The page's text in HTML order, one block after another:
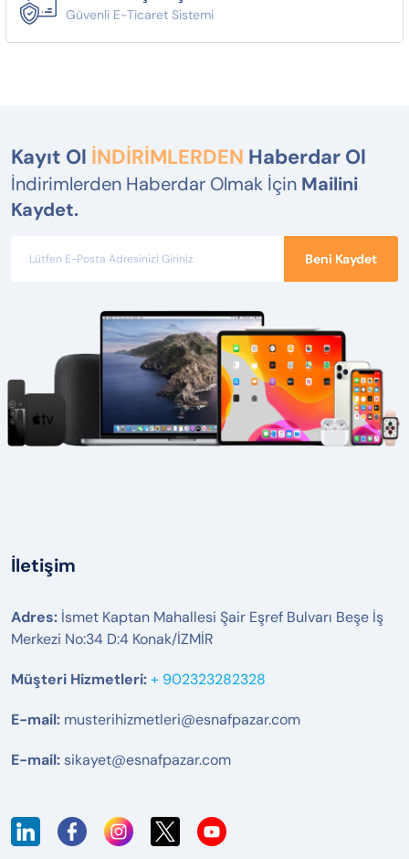
Güvenli E-Ticaret Sistemi
Kayıt Ol İNDİRİMLERDEN Haberdar Ol
İndirimlerden Haberdar Olmak İçin Mailini
Kaydet.
Beni Kaydet
İletişim
Adres: İsmet Kaptan Mahallesi Şair Eşref Bulvarı Beşe İş
Merkezi No:34 D:4 Konak/İZMİR
Müşteri Hizmetleri:+ 902323282328
E-mail: musterihizmetleri@esnafpazar.com
E-mail: sikayet@esnafpazar.com